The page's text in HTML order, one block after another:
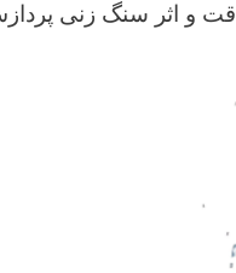
و اثر سنگ زنی